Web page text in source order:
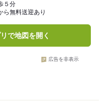
５分
ら無料送迎あり
で地図を開く
広告を非表示